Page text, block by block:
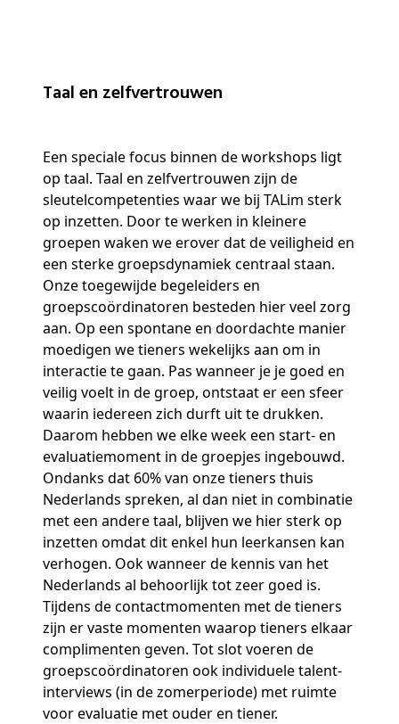
Taal en zelfvertrouwen
Een speciale focus binnen de workshops ligt
op taal. Taal en zelfvertrouwen zijn de
sleutelcompetenties waar we bij TALim sterk
op inzetten. Door te werken in kleinere
groepen waken we erover dat de veiligheid en
een sterke groepsdynamiek centraal staan.
Onze toegewijde begeleiders en
groepscoördinatoren besteden hier veel zorg
aan. Op een spontane en doordachte manier
moedigen we tieners wekelijks aan om in
interactie te gaan. Pas wanneer je je goed en
veilig voelt in de groep, ontstaat er een sfeer
waarin iedereen zich durft uit te drukken.
Daarom hebben we elke week een start- en
evaluatiemoment in de groepjes ingebouwd.
Ondanks dat 60% van onze tieners thuis
Nederlands spreken, al dan niet in combinatie
met een andere taal, blijven we hier sterk op
inzetten omdat dit enkel hun leerkansen kan
verhogen. Ook wanneer de kennis van het
Nederlands al behoorlijk tot zeer goed is.
Tijdens de contactmomenten met de tieners
zijn er vaste momenten waarop tieners elkaar
complimenten geven. Tot slot voeren de
groepscoördinatoren ook individuele talent-
interviews (in de zomerperiode) met ruimte
voor evaluatie met ouder en tiener.